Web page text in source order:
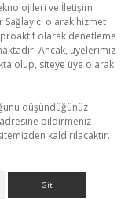
ve İletişim
olarak hizmet
olarak denetleme
Ancak, üyelerimiz
olup, siteye üye olarak
düşündüğünüz
adresine bildirmeniz
kaldırılacaktır.